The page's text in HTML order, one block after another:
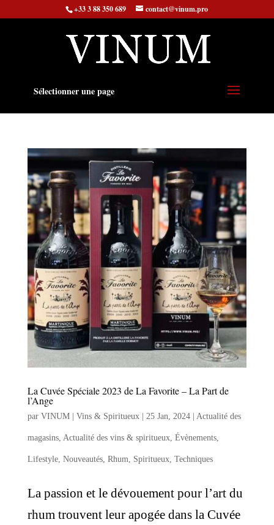
+33 3 88 350 689 contact@vinum.pro
Sélectionner une page
La Cuvée Spéciale 2023 de La Favorite – La Part de
l’Ange
par VINUM | Vins & Spiritueux| 25 Jan, 2024| Actualité des
magasins, Actualité des vins & spiritueux, Évènements,
Lifestyle, Nouveautés, Rhum, Spiritueux, Techniques
La passion et le dévouement pour l’art du
rhum trouvent leur apogée dans la Cuvée